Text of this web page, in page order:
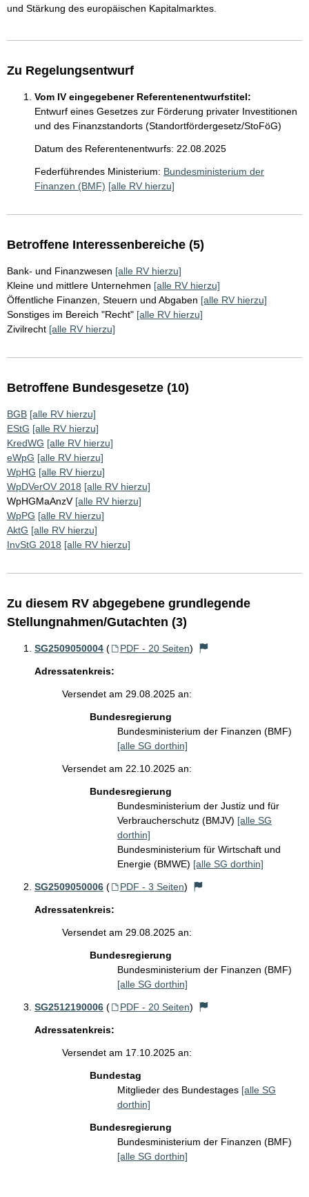
und Stärkung des europäischen Kapitalmarktes.
Zu Regelungsentwurf
Vom IV eingegebener Referentenentwurfstitel:
Entwurf eines Gesetzes zur Förderung privater Investitionen
und des Finanzstandorts (Standortfördergesetz/StoFöG)
Datum des Referentenentwurfs: 22.08.2025
Federführendes Ministerium: Bundesministerium der
Finanzen (BMF) [alle RV hierzu]
Betroffene Interessenbereiche (5)
Bank- und Finanzwesen [alle RV hierzu]
Kleine und mittlere Unternehmen [alle RV hierzu]
Öffentliche Finanzen, Steuern und Abgaben [alle RV hierzu]
Sonstiges im Bereich "Recht" [alle RV hierzu]
Zivilrecht [alle RV hierzu]
Betroffene Bundesgesetze (10)
BGB [alle RV hierzu]
EStG [alle RV hierzu]
KredWG [alle RV hierzu]
eWpG [alle RV hierzu]
WpHG [alle RV hierzu]
WpDVerOV 2018 [alle RV hierzu]
WpHGMaAnzV [alle RV hierzu]
WpPG [alle RV hierzu]
AktG [alle RV hierzu]
InvStG 2018 [alle RV hierzu]
Zu diesem RV abgegebene grundlegende
Stellungnahmen/Gutachten (3)
SG2509050004 ( PDF - 20 Seiten)
Adressatenkreis:
Versendet am 29.08.2025 an:
Bundesregierung
Bundesministerium der Finanzen (BMF)
[alle SG dorthin]
Versendet am 22.10.2025 an:
Bundesregierung
Bundesministerium der Justiz und für
Verbraucherschutz (BMJV) [alle SG
dorthin]
Bundesministerium für Wirtschaft und
Energie (BMWE) [alle SG dorthin]
SG2509050006 ( PDF - 3 Seiten)
Adressatenkreis:
Versendet am 29.08.2025 an:
Bundesregierung
Bundesministerium der Finanzen (BMF)
[alle SG dorthin]
SG2512190006 ( PDF - 20 Seiten)
Adressatenkreis:
Versendet am 17.10.2025 an:
Bundestag
Mitglieder des Bundestages [alle SG
dorthin]
Bundesregierung
Bundesministerium der Finanzen (BMF)
[alle SG dorthin]